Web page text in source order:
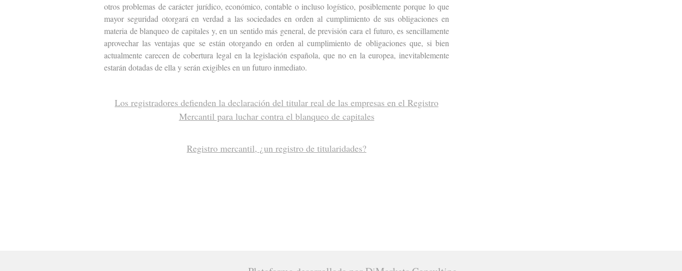
otros problemas de carácter jurídico, económico, contable o incluso logístico, posiblemente porque lo que
mayor seguridad otorgará en verdad a las sociedades en orden al cumplimiento de sus obligaciones en
materia de blanqueo de capitales y, en un sentido más general, de previsión cara el futuro, es sencillamente
aprovechar las ventajas que se están otorgando en orden al cumplimiento de obligaciones que, si bien
actualmente carecen de cobertura legal en la legislación española, que no en la europea, inevitablemente
estarán dotadas de ella y serán exigibles en un futuro inmediato.
Los registradores defienden la declaración del titular real de las empresas en el Registro
Mercantil para luchar contra el blanqueo de capitales
Registro mercantil, ¿un registro de titularidades?